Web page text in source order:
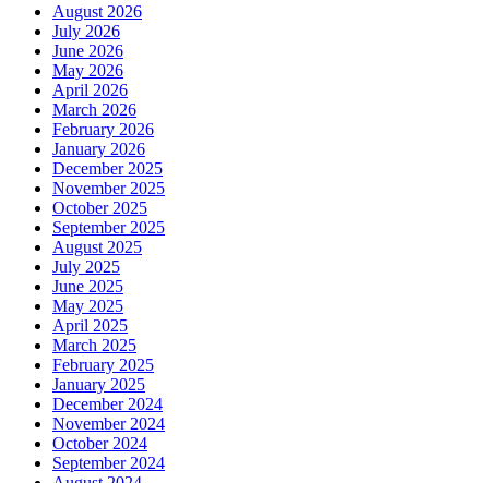
August 2026
July 2026
June 2026
May 2026
April 2026
March 2026
February 2026
January 2026
December 2025
November 2025
October 2025
September 2025
August 2025
July 2025
June 2025
May 2025
April 2025
March 2025
February 2025
January 2025
December 2024
November 2024
October 2024
September 2024